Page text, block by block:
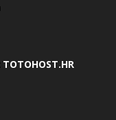
TOTOHOST.HR